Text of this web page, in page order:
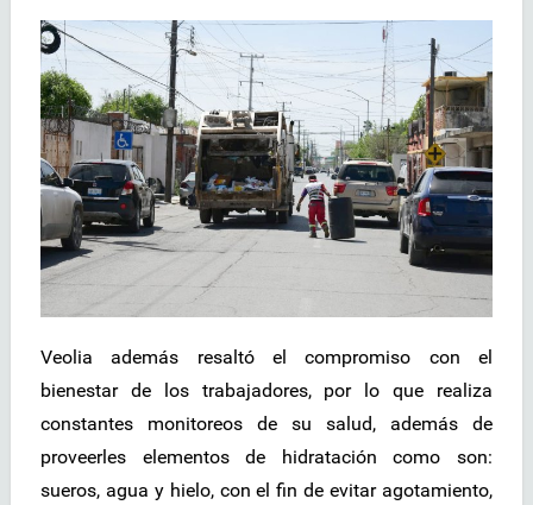
Veolia además resaltó el compromiso con el
bienestar de los trabajadores, por lo que realiza
constantes monitoreos de su salud, además de
proveerles elementos de hidratación como son:
sueros, agua y hielo, con el fin de evitar agotamiento,